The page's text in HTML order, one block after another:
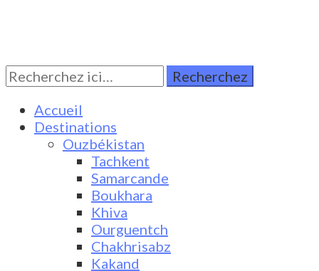
Turkestan Travel
Discover Central Asia
Rechercher:
Accueil
Destinations
Ouzbékistan
Tachkent
Samarcande
Boukhara
Khiva
Ourguentch
Chakhrisabz
Kakand